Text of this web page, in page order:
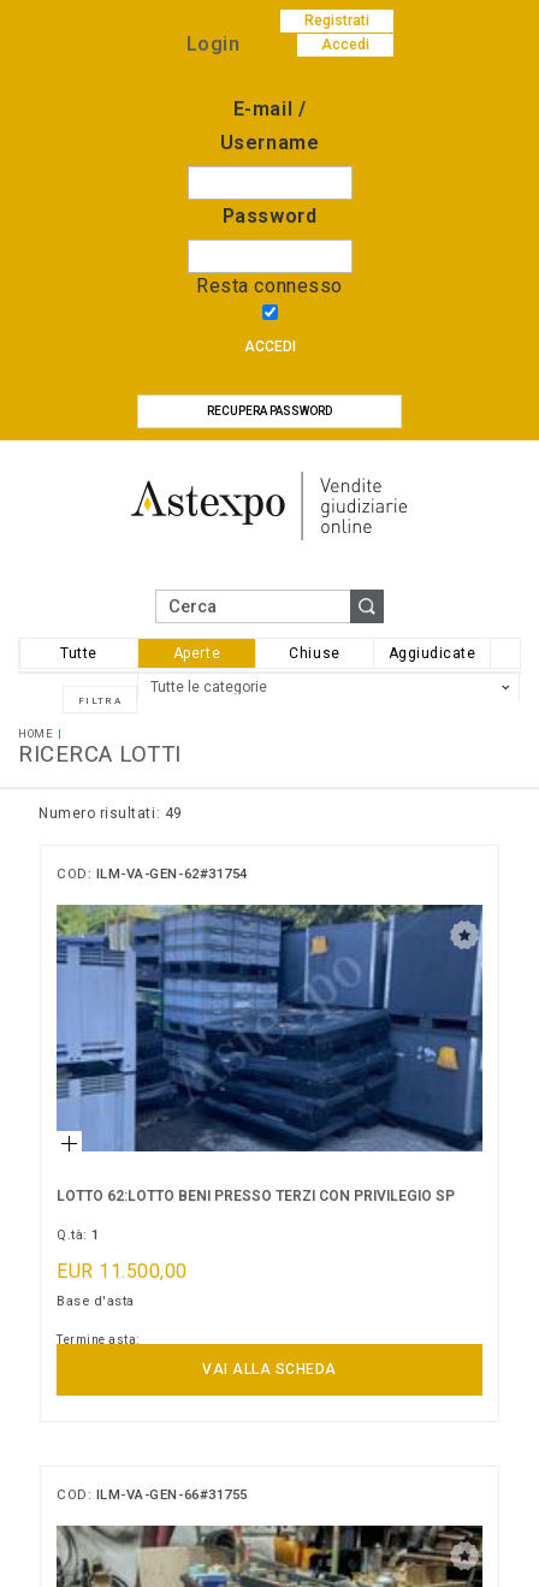
Registrati
Accedi
Login
E-mail /
Username
Password
Resta connesso
ACCEDI
RECUPERA PASSWORD
Tutte Aperte Chiuse Aggiudicate
HOME
RICERCA LOTTI
Numero risultati: 49
COD: ILM-VA-GEN-62#31754
LOTTO 62:LOTTO BENI PRESSO TERZI CON PRIVILEGIO SP
Q.tà:1
EUR 11.500,00
Base d'asta
Termine asta:
VAI ALLA SCHEDA
COD: ILM-VA-GEN-66#31755